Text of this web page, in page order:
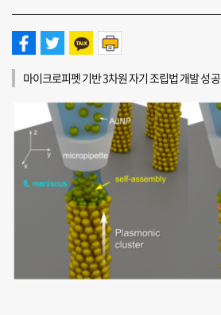
마이크로피펫 기반 3차원 자기 조립법 개발 성공